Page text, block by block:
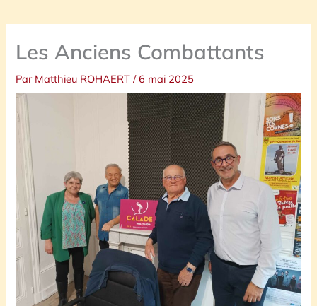
Les Anciens Combattants
Par Matthieu ROHAERT/6 mai 2025